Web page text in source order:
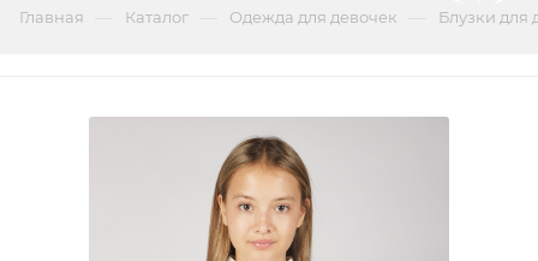
Главная Каталог Одежда для девочек Блузки для